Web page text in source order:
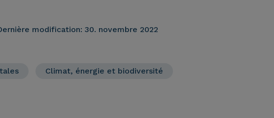
modification: 30. novembre 2022
Climat, énergie et biodiversité